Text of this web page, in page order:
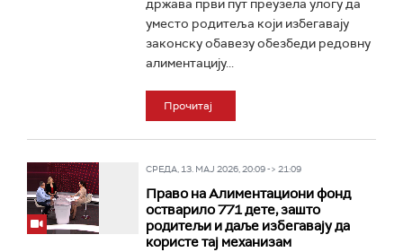
држава први пут преузела улогу да
уместо родитеља који избегавају
законску обавезу обезбеди редовну
алиментацију...
Прочитај
СРЕДА, 13. МАЈ 2026, 20:09 -> 21:09
Право на Алиментациони фонд
остварило 771 дете, зашто
родитељи и даље избегавају да
користе тај механизам